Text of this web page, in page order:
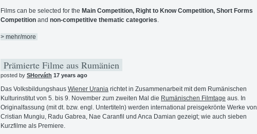
Films can be selected for the Main Competition, Right to Know Competition, Short Forms
Competition and non-competitive thematic categories.
> mehr/more
Prämierte Filme aus Rumänien
posted by SHorváth 17 years ago
Das Volksbildungshaus Wiener Urania richtet in Zusammenarbeit mit dem Rumänischen
Kulturinstitut von 5. bis 9. November zum zweiten Mal die Rumänischen Filmtage aus. In
Originalfassung (mit dt. bzw. engl. Untertiteln) werden international preisgekrönte Werke von
Cristian Mungiu, Radu Gabrea, Nae Caranfil und Anca Damian gezeigt; wie auch sieben
Kurzfilme als Premiere.